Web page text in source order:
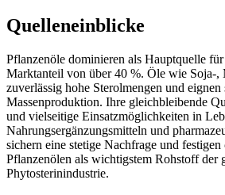
Quelleneinblicke
Pflanzenöle dominieren als Hauptquelle
Marktanteil von über 40 %. Öle wie Soja-,
zuverlässig hohe Sterolmengen und
Massenproduktion. Ihre gleichbleibende
und vielseitige Einsatzmöglichkeiten in
Nahrungsergänzungsmitteln und
sichern eine stetige Nachfrage und
Pflanzenölen als wichtigstem Rohstoff der
Phytosterinindustrie.